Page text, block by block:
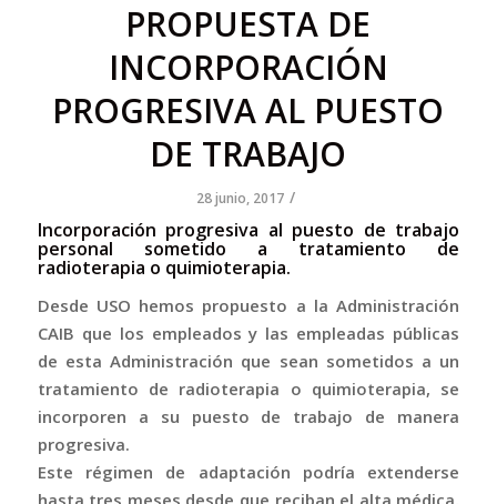
PROPUESTA DE
INCORPORACIÓN
PROGRESIVA AL PUESTO
DE TRABAJO
28 junio, 2017 /
Incorporación progresiva al puesto de trabajo
personal sometido a tratamiento de
radioterapia o quimioterapia.
Desde USO hemos propuesto a la Administración
CAIB que los empleados y las empleadas públicas
de esta Administración que sean sometidos a un
tratamiento de radioterapia o quimioterapia, se
incorporen a su puesto de trabajo de manera
progresiva.
Este régimen de adaptación podría extenderse
hasta tres meses desde que reciban el alta médica,